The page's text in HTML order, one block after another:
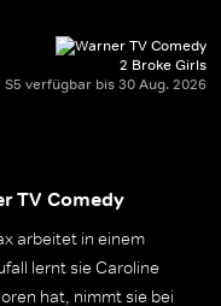
2 Broke Girls
S5 verfügbar bis 30 Aug. 2026
TV Comedy
arbeitet in einem
lernt sie Caroline
hat, nimmt sie bei